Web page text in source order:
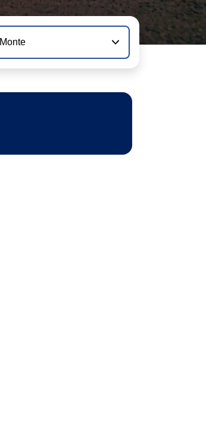
Monte